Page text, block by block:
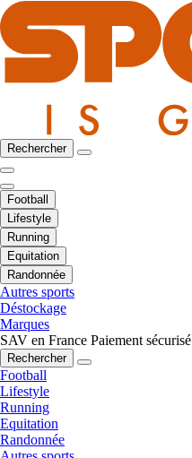
Rechercher
Football
Lifestyle
Running
Equitation
Randonnée
Autres sports
Déstockage
Marques
SAV en France Paiement sécurisé
Rechercher
Football
Lifestyle
Running
Equitation
Randonnée